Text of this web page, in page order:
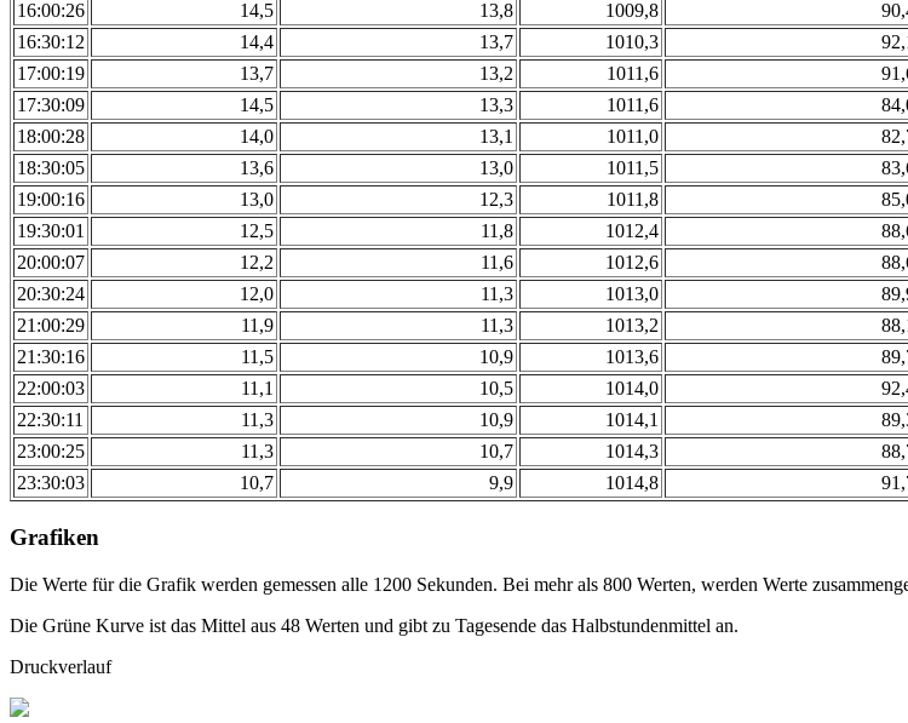
16:00:26
14,5 13,8 1009,8
16:30:12
14,4 13,7 1010,3
17:00:19
13,7 13,2 1011,6
17:30:09
14,5 13,3 1011,6
18:00:28
14,0 13,1 1011,0
18:30:05
13,6 13,0 1011,5
19:00:16
13,0 12,3 1011,8
19:30:01
12,5 11,8 1012,4
20:00:07
12,2 11,6 1012,6
20:30:24
12,0 11,3 1013,0
21:00:29
11,9 11,3 1013,2
21:30:16
11,5 10,9 1013,6
22:00:03
11,1 10,5 1014,0
22:30:11
11,3 10,9 1014,1
23:00:25
11,3 10,7 1014,3
23:30:03
10,7 9,9 1014,8
Grafiken
Die Werte für die Grafik werden gemessen alle 1200 Sekunden. Bei mehr als 800 Werten, werden Werte
Die Grüne Kurve ist das Mittel aus 48 Werten und gibt zu Tagesende das Halbstundenmittel an.
Druckverlauf